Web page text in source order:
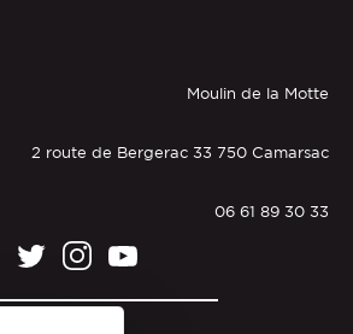
Moulin de la Motte
2 route de Bergerac 33 750 Camarsac
06 61 89 30 33